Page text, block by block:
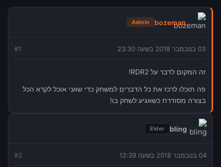
bozeman
Admin
03 בנובמבר 2018 בשעה 23:30 #1
זה המקום לדבר על RDR2!
פה תוכלו לרכז את כל הדברים למשחק כדי שאני אוכל לקרא הכל
בצורה מסודרת כשאגיע לשחק בו!
bling
Elder
04 בנובמבר 2018 בשעה 12:39 #2